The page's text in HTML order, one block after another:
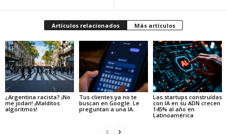
Artículos relacionados Más artículos
¿Argentina racista? ¡No
me jodan! ¡Malditos
algoritmos!
Tus clientes ya no te
buscan en Google. Le
preguntan a una IA.
Las startups construídas
con IA en su ADN crecen
145% al año en
Latinoamérica